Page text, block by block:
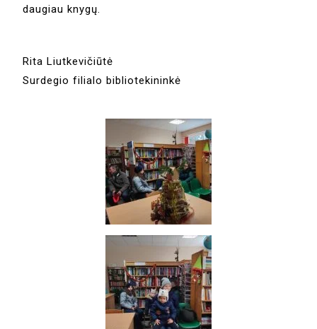
daugiau knygų.
Rita Liutkevičiūtė
Surdegio filialo bibliotekininkė